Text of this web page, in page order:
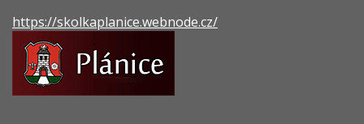
https://skolkaplanice.webnode.cz/